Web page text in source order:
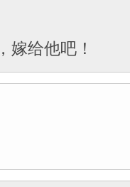
嫁给他吧！